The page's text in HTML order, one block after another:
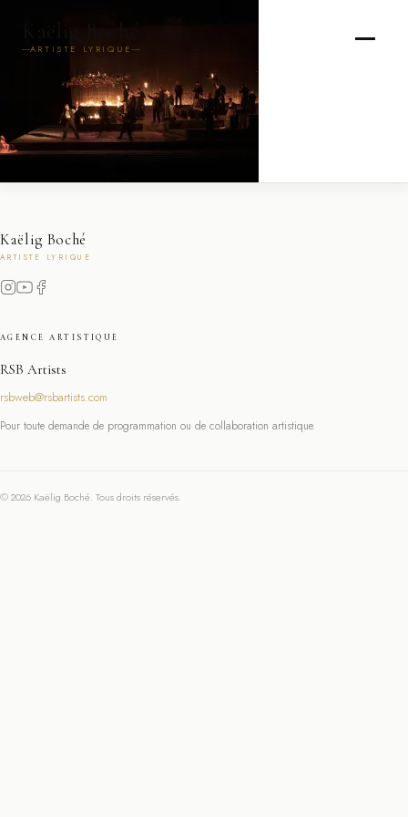
ARTISTE LYRIQUE
Kaëlig Boché
ARTISTE LYRIQUE
AGENCE ARTISTIQUE
RSB Artists
rsbweb@rsbartists.com
Pour toute demande de programmation ou de collaboration artistique.
© 2026 Kaëlig Boché. Tous droits réservés.